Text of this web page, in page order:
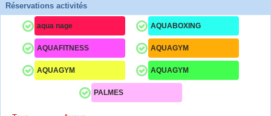
Réservations activités
aqua nage AQUABOXING
AQUAFITNESS AQUAGYM
AQUAGYM AQUAGYM
PALMES